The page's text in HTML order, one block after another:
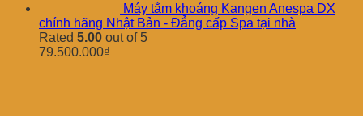
Máy tắm khoáng Kangen Anespa DX
chính hãng Nhật Bản - Đẳng cấp Spa tại nhà
Rated 5.00 out of 5
79.500.000₫